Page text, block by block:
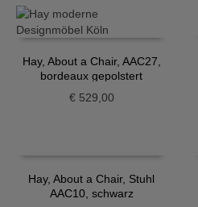
Hay, About a Chair, AAC27,
bordeaux gepolstert
€529,00
Hay, About a Chair, Stuhl
AAC10, schwarz